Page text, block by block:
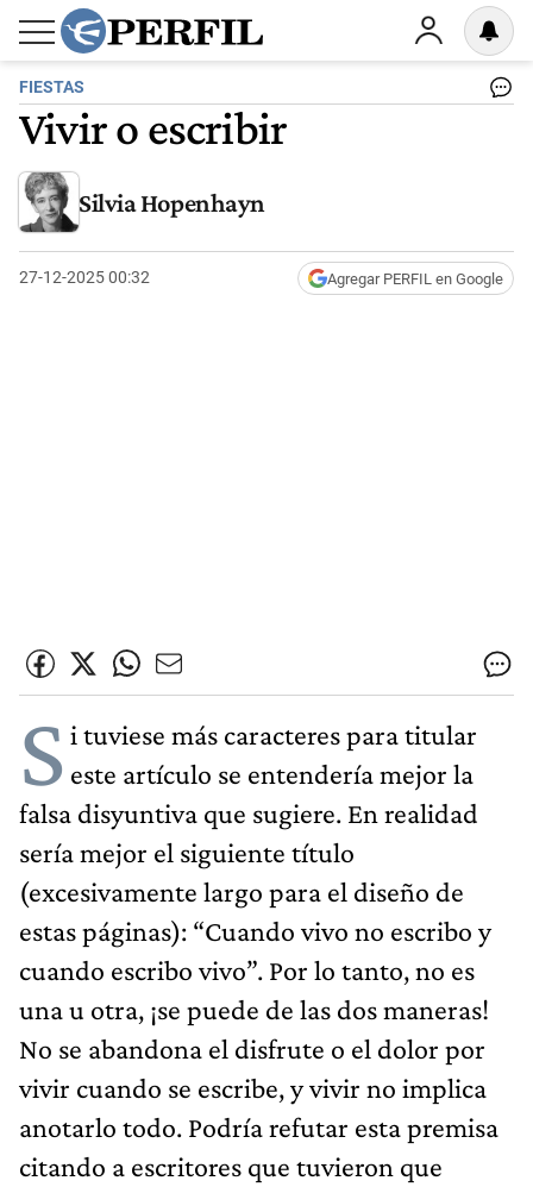
FIESTAS
Vivir o escribir
Silvia Hopenhayn
27-12-2025 00:32 Agregar PERFIL en Google
S i tuviese más caracteres para titular
este artículo se entendería mejor la
falsa disyuntiva que sugiere. En realidad
sería mejor el siguiente título
(excesivamente largo para el diseño de
estas páginas): “Cuando vivo no escribo y
cuando escribo vivo”. Por lo tanto, no es
una u otra, ¡se puede de las dos maneras!
No se abandona el disfrute o el dolor por
vivir cuando se escribe, y vivir no implica
anotarlo todo. Podría refutar esta premisa
citando a escritores que tuvieron que